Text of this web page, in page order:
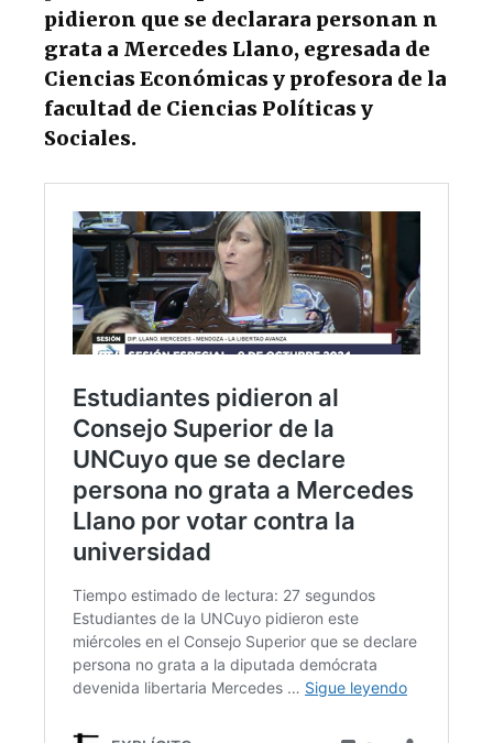
pidieron que se declarara personan n
grata a Mercedes Llano, egresada de
Ciencias Económicas y profesora de la
facultad de Ciencias Políticas y
Sociales.